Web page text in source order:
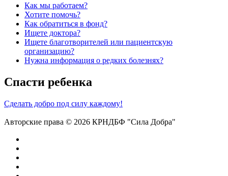
Как мы работаем?
Хотите помочь?
Как обратиться в фонд?
Ищете доктора?
Ищете благотворителей или пациентскую
организацию?
Нужна информация о редких болезнях?
Спасти ребенка
Сделать добро под силу каждому!
Авторские права © 2026 КРНДБФ "Сила Добра"